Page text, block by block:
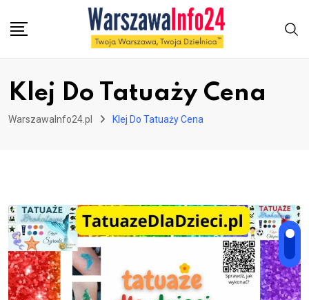
Klej Do Tatuaży Cena
WarszawaInfo24.pl Klej Do Tatuaży Cena